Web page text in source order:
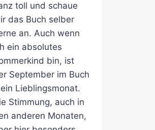
toll und schaue
das Buch selber
an. Auch wenn
ein absolutes
bin, ist
September im Buch
Lieblingsmonat.
Stimmung, auch in
anderen Monaten,